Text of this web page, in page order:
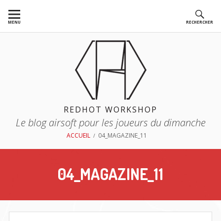
auMENU RECHERCHER
REDHOT WORKSHOP
Le blog airsoft pour les joueurs du dimanche
ACCUEIL 04_MAGAZINE_11
04_MAGAZINE_11